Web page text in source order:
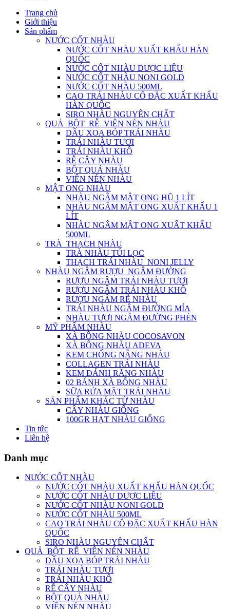
Trang chủ
Giới thiệu
Sản phẩm
NƯỚC CỐT NHÀU
NƯỚC CỐT NHÀU XUẤT KHẨU HÀN
QUỐC
NƯỚC CỐT NHÀU DƯỢC LIỆU
NƯỚC CỐT NHÀU NONI GOLD
NƯỚC CỐT NHÀU 500ML
CAO TRÁI NHÀU CÔ ĐẶC XUẤT KHẨU
HÀN QUỐC
SIRO NHÀU NGUYÊN CHẤT
QUẢ_BỘT_RỄ_VIÊN NÉN NHÀU
DẦU XOA BÓP TRÁI NHÀU
TRÁI NHÀU TƯƠI
TRÁI NHÀU KHÔ
RỄ CÂY NHÀU
BỘT QUẢ NHÀU
VIÊN NÉN NHÀU
MẬT ONG NHÀU
NHÀU NGÂM MẬT ONG HŨ 1 LÍT
NHÀU NGÂM MẬT ONG XUẤT KHẨU 1
LÍT
NHÀU NGÂM MẬT ONG XUẤT KHẨU
500ML
TRÀ_THẠCH NHÀU
TRÀ NHÀU TÚI LỌC
THẠCH TRÁI NHÀU_NONI JELLY
NHÀU NGÂM RƯỢU_NGÂM ĐƯỜNG
RƯỢU NGÂM TRÁI NHÀU TƯƠI
RƯỢU NGÂM TRÁI NHÀU KHÔ
RƯỢU NGÂM RỄ NHÀU
TRÁI NHÀU NGÂM ĐƯỜNG MÍA
NHÀU TƯƠI NGÂM ĐƯỜNG PHÈN
MỸ PHẨM NHÀU
XÀ BÔNG NHÀU COCOSAVON
XÀ BÔNG NHÀU ADEVA
KEM CHỐNG NẮNG NHÀU
COLLAGEN TRÁI NHÀU
KEM ĐÁNH RĂNG NHÀU
02 BÁNH XÀ BÔNG NHÀU
SỮA RỬA MẶT TRÁI NHÀU
SẢN PHẨM KHÁC TỪ NHÀU
CÂY NHÀU GIỐNG
100GR HẠT NHÀU GIỐNG
Tin tức
Liên hệ
Danh mục
NƯỚC CỐT NHÀU
NƯỚC CỐT NHÀU XUẤT KHẨU HÀN QUỐC
NƯỚC CỐT NHÀU DƯỢC LIỆU
NƯỚC CỐT NHÀU NONI GOLD
NƯỚC CỐT NHÀU 500ML
CAO TRÁI NHÀU CÔ ĐẶC XUẤT KHẨU HÀN
QUỐC
SIRO NHÀU NGUYÊN CHẤT
QUẢ_BỘT_RỄ_VIÊN NÉN NHÀU
DẦU XOA BÓP TRÁI NHÀU
TRÁI NHÀU TƯƠI
TRÁI NHÀU KHÔ
RỄ CÂY NHÀU
BỘT QUẢ NHÀU
VIÊN NÉN NHÀU